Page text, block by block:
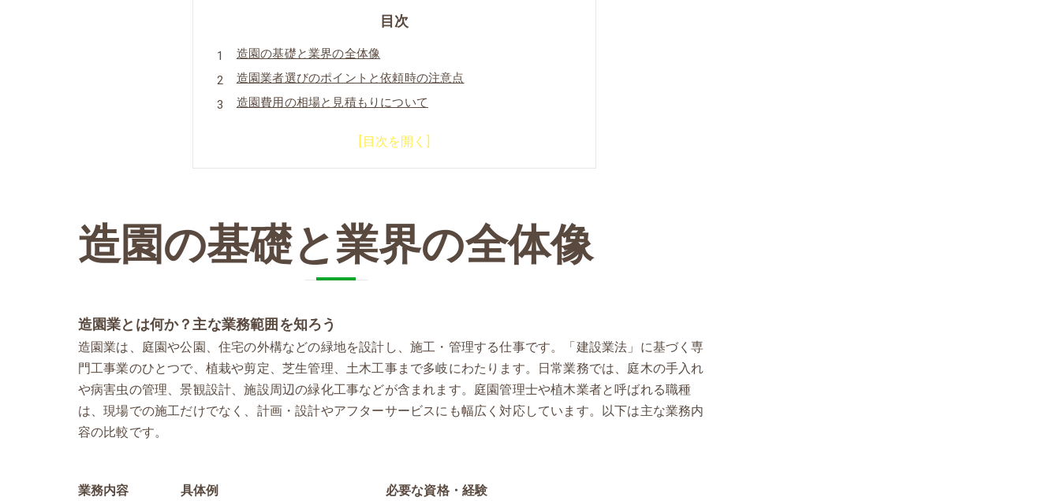
目次
造園の基礎と業界の全体像
造園業者選びのポイントと依頼時の注意点
造園費用の相場と見積もりについて
喜々津駅エリアの造園について
会社概要
関連エリア
造園の基礎と業界の全体像
造園業とは何か？主な業務範囲を知ろう
造園業は、庭園や公園、住宅の外構などの緑地を設計し、施工・管理する仕事です。「建設業法」に基づく専
門工事業のひとつで、植栽や剪定、芝生管理、土木工事まで多岐にわたります。日常業務では、庭木の手入れ
や病害虫の管理、景観設計、施設周辺の緑化工事などが含まれます。庭園管理士や植木業者と呼ばれる職種
は、現場での施工だけでなく、計画・設計やアフターサービスにも幅広く対応しています。以下は主な業務内
容の比較です。
業務内容 具体例
必要な資格・経験